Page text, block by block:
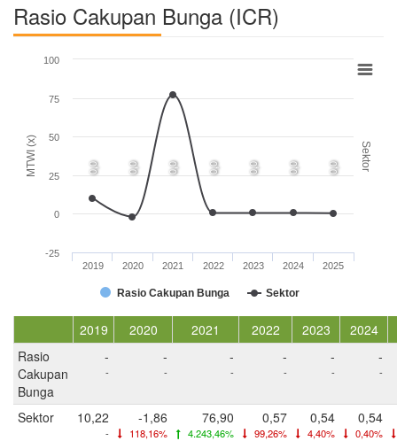
Rasio Cakupan Bunga (ICR)
MTWI (x) Sektor
0,0 0,0 0,0 0,0 0,0 0,0 0,0
Rasio Cakupan Bunga Sektor
2019 2020 2021 2022 2023 2024 2025
-25
0
25
50
75
100
2019 2020 2021 2022 2023
2024
Rasio
Cakupan
Bunga
-
-
-
-
-
-
-
-
-
-
-
-
Sektor 10,22
-
-1,86
118,16%
76,90
4.243,46%
0,57
99,26%
0,54
4,40%
0,54
0,40%